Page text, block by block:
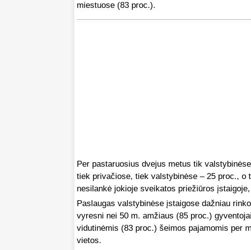
miestuose (83 proc.).
Per pastaruosius dvejus metus tik
tiek privačiose, tiek valstybinėse – 25 proc.,
nesilankė jokioje sveikatos priežiūros
Paslaugas valstybinėse įstaigose dažniau
vyresni nei 50 m. amžiaus (85 proc.)
vidutinėmis (83 proc.) šeimos pajamomis per
vietos.